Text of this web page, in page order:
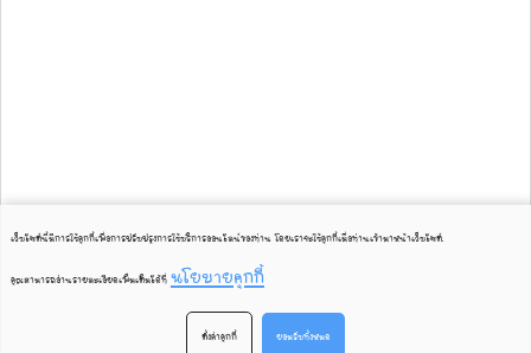
เว็บไซต์นี้มีการใช้คุกกี้เพื่อการปรับปรุงการใช้บริการออนไลน์ของท่าน โดยเราจะใช้คุกกี้เมื่อท่านเข้ามาหน้าเว็บไซต์.
คุณสามารถอ่านรายละเอียดเพิ่มเติมได้ที่ นโยบายคุกกี้
ตั้งค่าคุกกี้ ยอมรับทั้งหมด